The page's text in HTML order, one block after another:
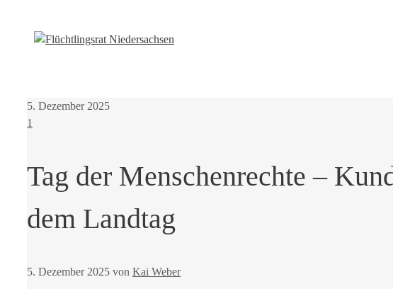
5. Dezember 2025
1
Tag der Menschenrechte –
dem Landtag
5. Dezember 2025 von Kai Weber